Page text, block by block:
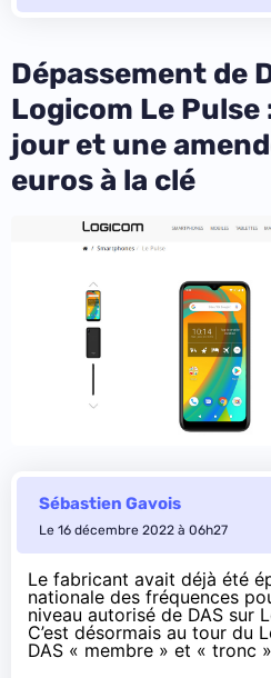
Dépassement de
Logicom Le Pulse
jour et une
euros à la clé
Sébastien Gavois
Le 16 décembre 2022 à 06h27
Le fabricant avait déjà été
nationale des fréquences
niveau autorisé de DAS sur
C’est désormais au tour du
DAS « membre » et « tronc